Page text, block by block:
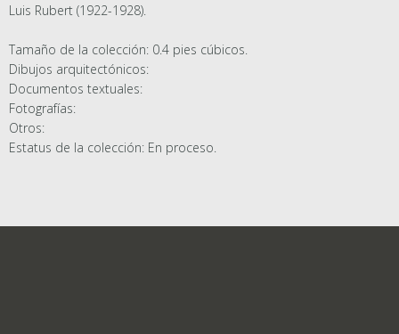
Luis Rubert (1922-1928).
Tamaño de la colección: 0.4 pies cúbicos.
Dibujos arquitectónicos:
Documentos textuales:
Fotografías:
Otros:
Estatus de la colección: En proceso.